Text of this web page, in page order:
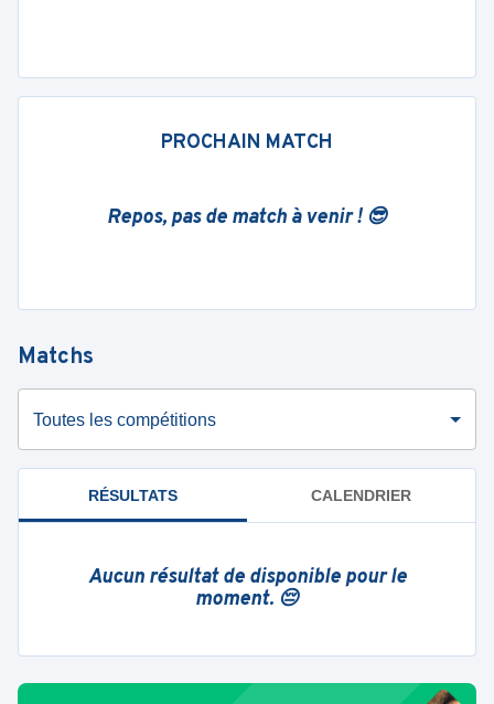
PROCHAIN MATCH
Repos, pas de match à venir ! 😎
Matchs
Toutes les compétitions
RÉSULTATS CALENDRIER
Aucun résultat de disponible pour le
moment. 😔